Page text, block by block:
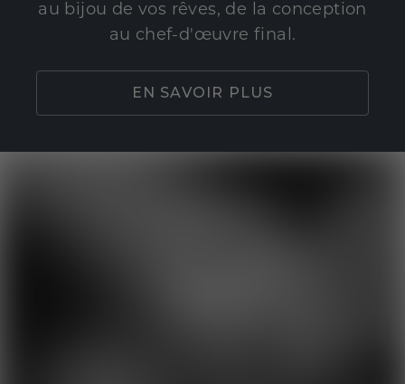
au bijou de vos rêves, de la conception
au chef-d'œuvre final.
EN SAVOIR PLUS